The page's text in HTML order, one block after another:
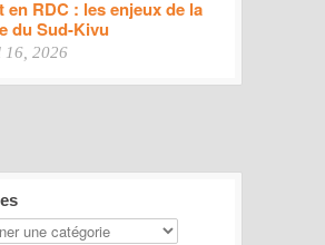
en RDC : les enjeux de la
du Sud-Kivu
16, 2026